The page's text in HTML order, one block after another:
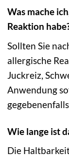
Was mache
Reaktion
Sollten Sie
allergische
Juckreiz,
Anwendung
Wie lange ist
Die